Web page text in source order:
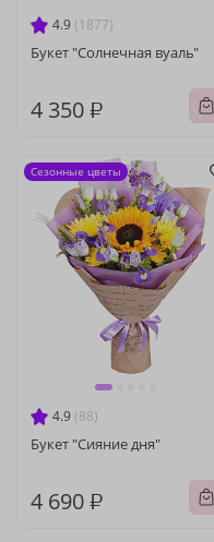
4.9 (1877)
Букет "Солнечная вуаль"
4 350 ₽
4.9 (88)
Букет "Сияние дня"
4 690 ₽
Сезонные цветы